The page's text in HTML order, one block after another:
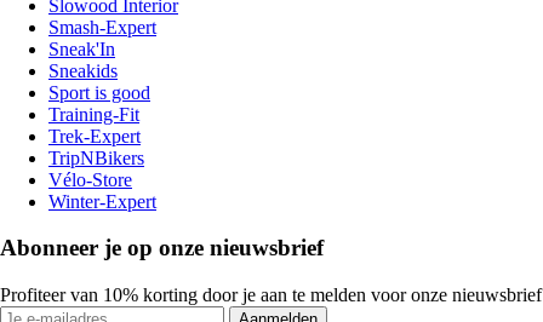
Slowood Interior
Smash-Expert
Sneak'In
Sneakids
Sport is good
Training-Fit
Trek-Expert
TripNBikers
Vélo-Store
Winter-Expert
Abonneer je op onze nieuwsbrief
Profiteer van 10% korting door je aan te melden voor onze nieuwsbrief